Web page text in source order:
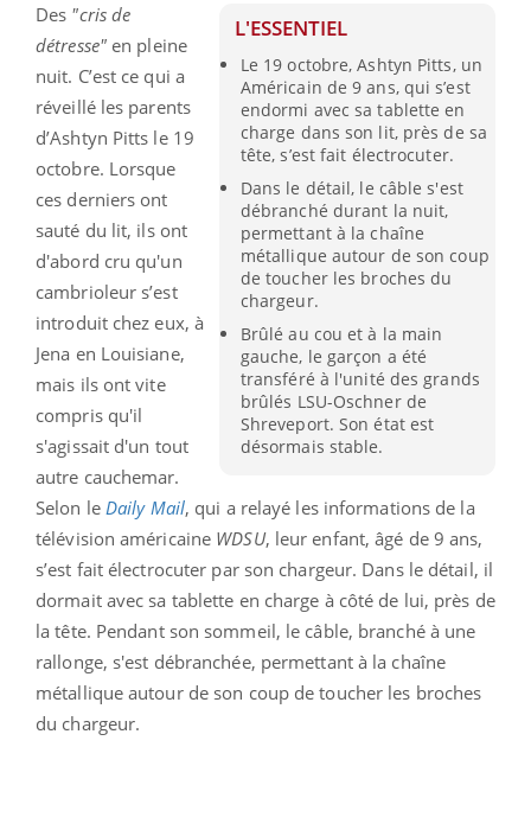
L'ESSENTIEL
Le 19 octobre, Ashtyn Pitts, un
Américain de 9 ans, qui s’est
endormi avec sa tablette en
charge dans son lit, près de sa
tête, s’est fait électrocuter.
Dans le détail, le câble s'est
débranché durant la nuit,
permettant à la chaîne
métallique autour de son coup
de toucher les broches du
chargeur.
Brûlé au cou et à la main
gauche, le garçon a été
transféré à l'unité des grands
brûlés LSU-Oschner de
Shreveport. Son état est
désormais stable.
Des "cris de
détresse"en pleine
nuit. C’est ce qui a
réveillé les parents
d’Ashtyn Pitts le 19
octobre. Lorsque
ces derniers ont
sauté du lit, ils ont
d'abord cru qu'un
cambrioleur s’est
introduit chez eux, à
Jena en Louisiane,
mais ils ont vite
compris qu'il
s'agissait d'un tout
autre cauchemar.
Selon le Daily Mail, qui a relayé les informations de la
télévision américaine WDSU, leur enfant, âgé de 9 ans,
s’est fait électrocuter par son chargeur. Dans le détail, il
dormait avec sa tablette en charge à côté de lui, près de
la tête. Pendant son sommeil, le câble, branché à une
rallonge, s'est débranchée, permettant à la chaîne
métallique autour de son coup de toucher les broches
du chargeur.